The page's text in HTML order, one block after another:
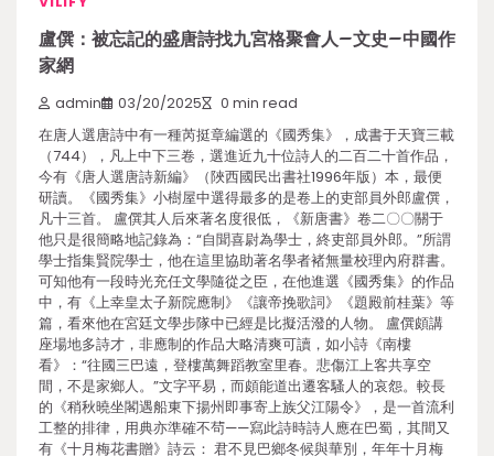
盧僎：被忘記的盛唐詩找九宮格聚會人–文史–中國作
家網
admin 03/20/2025 0 min read
在唐人選唐詩中有一種芮挺章編選的《國秀集》，成書于天寶三載
（744），凡上中下三卷，選進近九十位詩人的二百二十首作品，
今有《唐人選唐詩新編》（陜西國民出書社1996年版）本，最便
研讀。《國秀集》小樹屋中選得最多的是卷上的吏部員外郎盧僎，
凡十三首。 盧僎其人后來著名度很低，《新唐書》卷二〇〇關于
他只是很簡略地記錄為：“自聞喜尉為學士，終吏部員外郎。”所謂
學士指集賢院學士，他在這里協助著名學者褚無量校理內府群書。
可知他有一段時光充任文學隨從之臣，在他進選《國秀集》的作品
中，有《上幸皇太子新院應制》《讓帝挽歌詞》《題殿前桂葉》等
篇，看來他在宮廷文學步隊中已經是比擬活潑的人物。 盧僎頗講
座場地多詩才，非應制的作品大略清爽可讀，如小詩《南樓
看》：“往國三巴遠，登樓萬舞蹈教室里春。悲傷江上客共享空
間，不是家鄉人。”文字平易，而頗能道出遷客騷人的哀怨。較長
的《稍秋曉坐閣遇船東下揚州即事寄上族父江陽令》，是一首流利
工整的排律，用典亦準確不茍——寫此詩時詩人應在巴蜀，其間又
有《十月梅花書贈》詩云： 君不見巴鄉冬候與華別，年年十月梅